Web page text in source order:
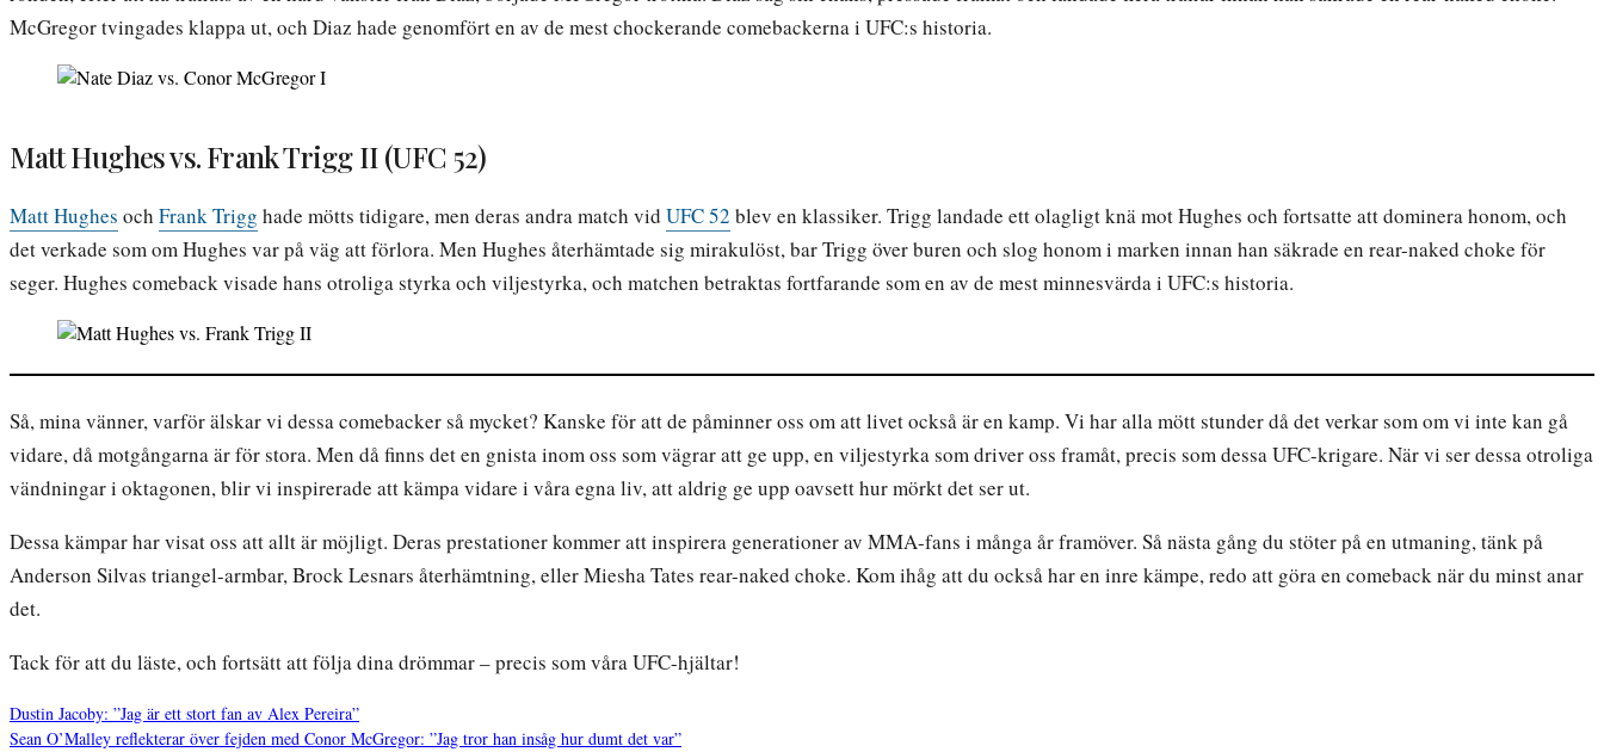
McGregor tvingades klappa ut, och Diaz hade genomfört en av de mest chockerande comebackerna i UFC:s historia.
Matt Hughes vs. Frank Trigg II (UFC 52)
Matt Hughes och Frank Trigg hade mötts tidigare, men deras andra match vid UFC 52 blev en klassiker. Trigg landade ett olagligt knä mot Hughes och fortsatte att dominera honom, och
det verkade som om Hughes var på väg att förlora. Men Hughes återhämtade sig mirakulöst, bar Trigg över buren och slog honom i marken innan han säkrade en rear-naked choke för
seger. Hughes comeback visade hans otroliga styrka och viljestyrka, och matchen betraktas fortfarande som en av de mest minnesvärda i UFC:s historia.
Så, mina vänner, varför älskar vi dessa comebacker så mycket? Kanske för att de påminner oss om att livet också är en kamp. Vi har alla mött stunder då det verkar som om vi inte kan gå
vidare, då motgångarna är för stora. Men då finns det en gnista inom oss som vägrar att ge upp, en viljestyrka som driver oss framåt, precis som dessa UFC-krigare. När vi ser dessa otroliga
vändningar i oktagonen, blir vi inspirerade att kämpa vidare i våra egna liv, att aldrig ge upp oavsett hur mörkt det ser ut.
Dessa kämpar har visat oss att allt är möjligt. Deras prestationer kommer att inspirera generationer av MMA-fans i många år framöver. Så nästa gång du stöter på en utmaning, tänk på
Anderson Silvas triangel-armbar, Brock Lesnars återhämtning, eller Miesha Tates rear-naked choke. Kom ihåg att du också har en inre kämpe, redo att göra en comeback när du minst anar
det.
Tack för att du läste, och fortsätt att följa dina drömmar – precis som våra UFC-hjältar!
Dustin Jacoby: ”Jag är ett stort fan av Alex Pereira”
Sean O’Malley reflekterar över fejden med Conor McGregor: ”Jag tror han insåg hur dumt det var”